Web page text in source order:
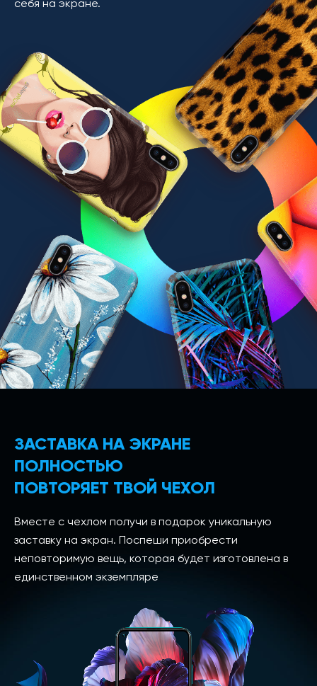
себя на экране.
ЗАСТАВКА НА ЭКРАНЕ
ПОЛНОСТЬЮ
ПОВТОРЯЕТ ТВОЙ ЧЕХОЛ
Вместе с чехлом получи в подарок уникальную
заставку на экран. Поспеши приобрести
неповторимую вещь, которая будет изготовлена в
единственном экземпляре